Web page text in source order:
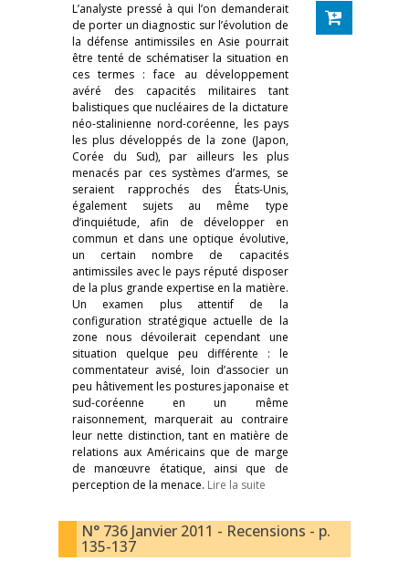
L’analyste pressé à qui l’on demanderait
de porter un diagnostic sur l’évolution de
la défense antimissiles en Asie pourrait
être tenté de schématiser la situation en
ces termes : face au développement
avéré des capacités militaires tant
balistiques que nucléaires de la dictature
néo-stalinienne nord-coréenne, les pays
les plus développés de la zone (Japon,
Corée du Sud), par ailleurs les plus
menacés par ces systèmes d’armes, se
seraient rapprochés des États-Unis,
également sujets au même type
d’inquiétude, afin de développer en
commun et dans une optique évolutive,
un certain nombre de capacités
antimissiles avec le pays réputé disposer
de la plus grande expertise en la matière.
Un examen plus attentif de la
configuration stratégique actuelle de la
zone nous dévoilerait cependant une
situation quelque peu différente : le
commentateur avisé, loin d’associer un
peu hâtivement les postures japonaise et
sud-coréenne en un même
raisonnement, marquerait au contraire
leur nette distinction, tant en matière de
relations aux Américains que de marge
de manœuvre étatique, ainsi que de
perception de la menace. Lire la suite
N° 736 Janvier 2011 - Recensions - p.
135-137